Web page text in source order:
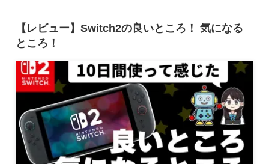
【レビュー】Switch2の良いところ！ 気になる
ところ！